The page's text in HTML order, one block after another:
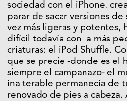
sociedad con el iPhone,
parar de sacar versiones de
vez más ligeras y potentes,
difícil todavía con la más
criaturas: el iPod Shuffle.
que se precie -donde es el
siempre el campanazo- el
inalterable permanecía de
renovado de pies a cabeza.